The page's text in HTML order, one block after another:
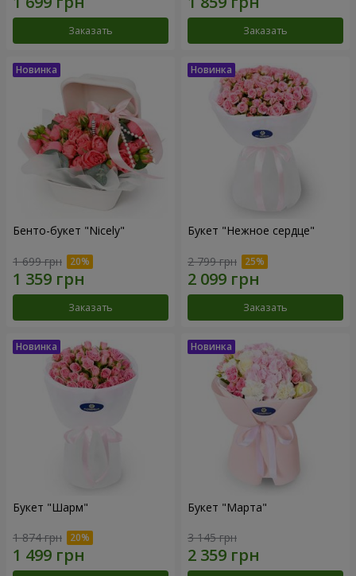
Заказать Заказать
Бенто-букет "Nicely"
1 699 грн
Заказать
Букет "Нежное сердце"
2 799 грн
Заказать
Букет "Шарм"
1 874 грн
Букет "Марта"
3 145 грн